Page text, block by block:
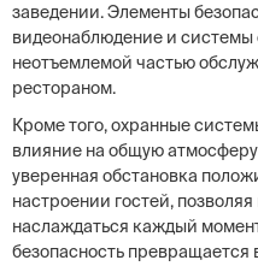
заведении. Элементы
видеонаблюдение и системы
неотъемлемой частью
рестораном.
Кроме того, охранные
влияние на общую
уверенная обстановка
настроении гостей,
наслаждаться каждый
безопасность превращается